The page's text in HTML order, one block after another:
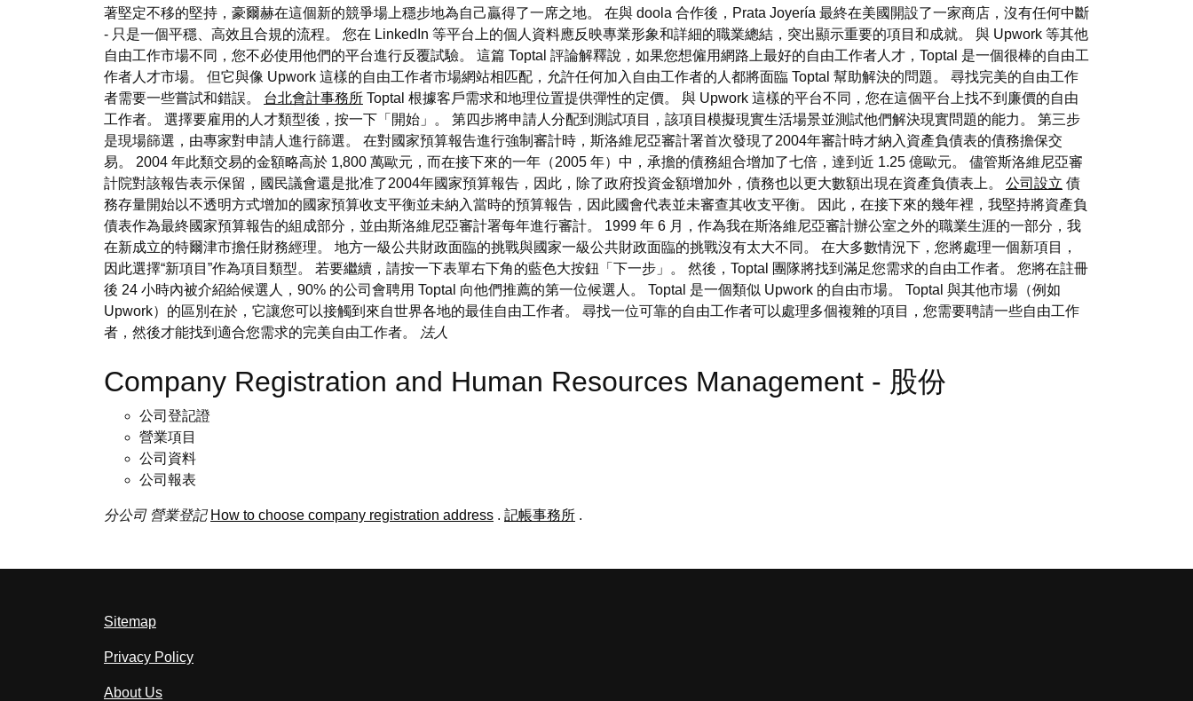
著堅定不移的堅持，豪爾赫在這個新的競爭場上穩步地為自己贏得了一席之地。 在與 doola 合作後，Prata Joyería 最終在美國開設了一家商店，沒有任何中斷
- 只是一個平穩、高效且合規的流程。 您在 LinkedIn 等平台上的個人資料應反映專業形象和詳細的職業總結，突出顯示重要的項目和成就。 與 Upwork 等其他
自由工作市場不同，您不必使用他們的平台進行反覆試驗。 這篇 Toptal 評論解釋說，如果您想僱用網路上最好的自由工作者人才，Toptal 是一個很棒的自由工
作者人才市場。 但它與像 Upwork 這樣的自由工作者市場網站相匹配，允許任何加入自由工作者的人都將面臨 Toptal 幫助解決的問題。 尋找完美的自由工作
者需要一些嘗試和錯誤。 台北會計事務所 Toptal 根據客戶需求和地理位置提供彈性的定價。 與 Upwork 這樣的平台不同，您在這個平台上找不到廉價的自由
工作者。 選擇要雇用的人才類型後，按一下「開始」。 第四步將申請人分配到測試項目，該項目模擬現實生活場景並測試他們解決現實問題的能力。 第三步
是現場篩選，由專家對申請人進行篩選。 在對國家預算報告進行強制審計時，斯洛維尼亞審計署首次發現了2004年審計時才納入資產負債表的債務擔保交
易。 2004 年此類交易的金額略高於 1,800 萬歐元，而在接下來的一年（2005 年）中，承擔的債務組合增加了七倍，達到近 1.25 億歐元。 儘管斯洛維尼亞審
計院對該報告表示保留，國民議會還是批准了2004年國家預算報告，因此，除了政府投資金額增加外，債務也以更大數額出現在資產負債表上。 公司設立 債
務存量開始以不透明方式增加的國家預算收支平衡並未納入當時的預算報告，因此國會代表並未審查其收支平衡。 因此，在接下來的幾年裡，我堅持將資產負
債表作為最終國家預算報告的組成部分，並由斯洛維尼亞審計署每年進行審計。 1999 年 6 月，作為我在斯洛維尼亞審計辦公室之外的職業生涯的一部分，我
在新成立的特爾津市擔任財務經理。 地方一級公共財政面臨的挑戰與國家一級公共財政面臨的挑戰沒有太大不同。 在大多數情況下，您將處理一個新項目，
因此選擇“新項目”作為項目類型。 若要繼續，請按一下表單右下角的藍色大按鈕「下一步」。 然後，Toptal 團隊將找到滿足您需求的自由工作者。 您將在註冊
後 24 小時內被介紹給候選人，90% 的公司會聘用 Toptal 向他們推薦的第一位候選人。 Toptal 是一個類似 Upwork 的自由市場。 Toptal 與其他市場（例如
Upwork）的區別在於，它讓您可以接觸到來自世界各地的最佳自由工作者。 尋找一位可靠的自由工作者可以處理多個複雜的項目，您需要聘請一些自由工作
者，然後才能找到適合您需求的完美自由工作者。
法人
Company Registration and Human Resources Management - 股份
公司登記證
營業項目
公司資料
公司報表
分公司 營業登記 How to choose company registration address . 記帳事務所 .
Sitemap
Privacy Policy
About Us